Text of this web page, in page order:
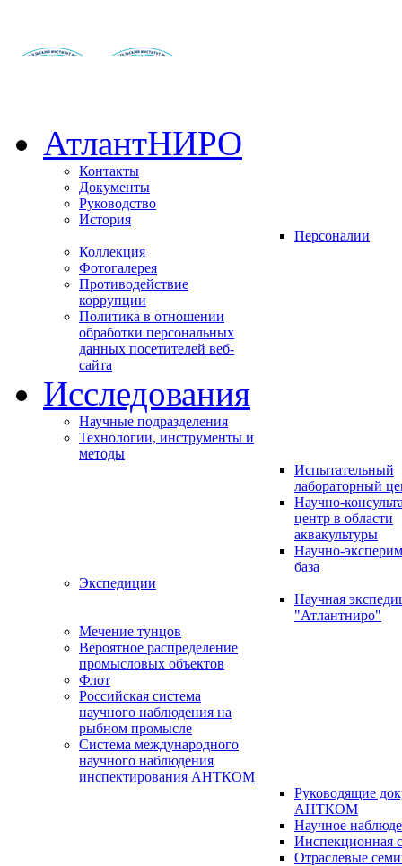
АтлантНИРО
Контакты
Документы
Руководство
История
Персоналии
Коллекция
Фотогалерея
Противодействие
коррупции
Политика в отношении
обработки персональных
данных посетителей веб-
сайта
Исследования
Научные подразделения
Технологии, инструменты и
методы
Испытательный
лабораторный
Научно-
центр в области
аквакультуры
Научно-
база
Экспедиции
Научная
"Атлантниро"
Мечение тунцов
Вероятное распределение
промысловых объектов
Флот
Российская система
научного наблюдения на
рыбном промысле
Система международного
научного наблюдения
инспектирования АНТКОМ
Руководящие
АНТКОМ
Научное
Инспекционная
Отраслевые